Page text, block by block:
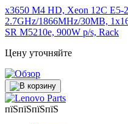
x3650 M4 HD, Xeon 12C E5-
2.7GHz/1866MHz/30MB,
SR M5210e, 900W p/s, Rack
Цену уточняйте
пїЅпїЅпїЅпїЅ